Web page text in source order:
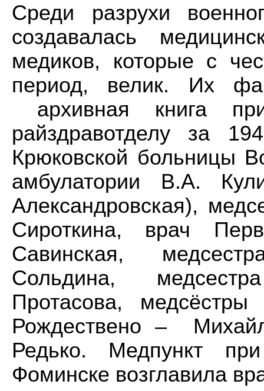
Среди разрухи
создавалась
медиков, которые с
период, велик. Их
архивная книга
райздравотделу за
Крюковской больницы
амбулатории В.А.
Александровская),
Сироткина, врач
Савинская,
Сольдина,
Протасова,
Рождествено –
Редько. Медпункт
Фоминске возглавила